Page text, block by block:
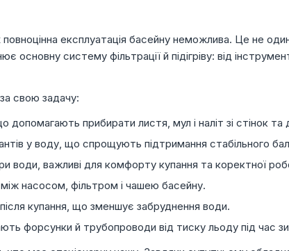
експлуатація басейну неможлива. Це не
систему фільтрації й підігріву: від
за свою задачу:
прибирати листя, мул і наліт зі стінок та
у воду, що спрощують підтримання стабільного
важливі для комфорту купання та коректної
насосом, фільтром і чашею басейну.
купання, що зменшує забруднення води.
форсунки й трубопроводи від тиску льоду під час